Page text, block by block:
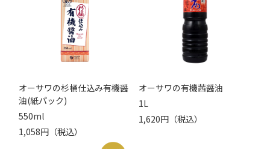
オーサワの杉桶仕込み有機醤
油(紙パック)
550ml
1,058円（税込）
オーサワの有機茜醤油
1L
1,620円（税込）